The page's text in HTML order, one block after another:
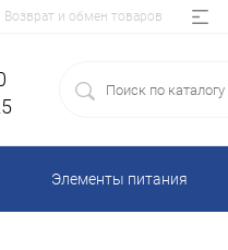
Возврат и обмен товаров
Элементы питания